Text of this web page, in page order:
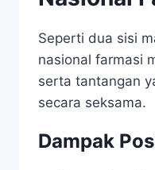
Seperti dua sisi
nasional farmasi
serta tantangan
secara seksama.
Dampak